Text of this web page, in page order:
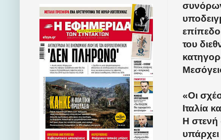
του
«Οι
Ιταλία
Η στενή
υπάρχει